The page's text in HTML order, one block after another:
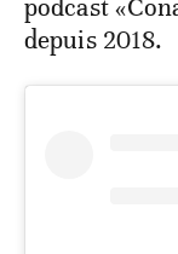
podcast
depuis 2018.